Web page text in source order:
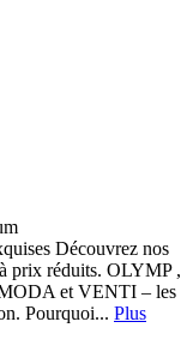
Découvrez nos
prix réduits. OLYMP ,
et VENTI – les
Pourquoi... Plus